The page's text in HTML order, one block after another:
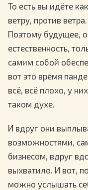
То есть вы идёте
ветру, против
Поэтому будущее,
естественность,
самим собой
вот это время
всё, всё плохо, у
таком духе.
И вдруг они
возможностями,
бизнесом, вдруг
выхватило. И вот,
можно услышать